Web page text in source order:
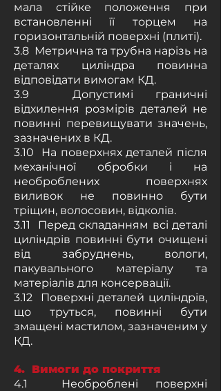
мала стійке положення при
встановленні її торцем на
горизонтальній поверхні (плиті).
3.8 Метрична та трубна нарізь на
деталях циліндра повинна
відповідати вимогам КД.
3.9 Допустимі граничні
відхилення розмірів деталей не
повинні перевищувати значень,
зазначених в КД.
3.10 На поверхнях деталей після
механічної обробки і на
необроблених поверхнях
виливок не повинно бути
тріщин, волосовин, відколів.
3.11 Перед складанням всі деталі
циліндрів повинні бути очищені
від забруднень, вологи,
пакувального матеріалу та
матеріалів для консервації.
3.12 Поверхні деталей циліндрів,
що труться, повинні бути
змащені мастилом, зазначеним у
КД.
4. Вимоги до покриття
4.1 Необроблені поверхні